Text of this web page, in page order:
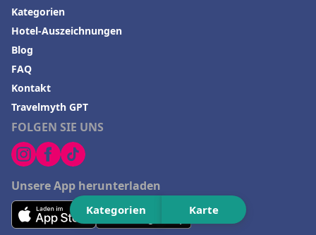
Kategorien Karte
FOLGEN SIE UNS
Unsere App herunterladen
Kategorien
Hotel-Auszeichnungen
Blog
FAQ
Kontakt
Travelmyth GPT